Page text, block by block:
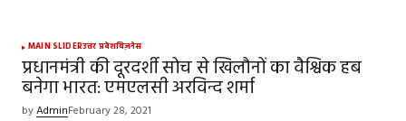
MAIN SLIDERउत्तर प्रदेशबिज़नेस
प्रधानमंत्री की दूरदर्शी सोच से खिलौनों का वैश्विक हब
बनेगा भारत: एमएलसी अरविन्द शर्मा
byAdminFebruary 28, 2021